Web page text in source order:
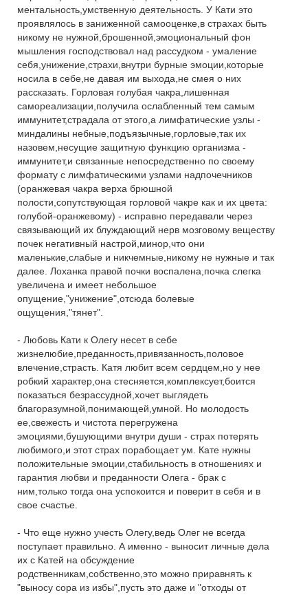
ментальность,умственную деятельность. У Кати это
проявлялось в заниженной самооценке,в страхах быть
никому не нужной,брошенной,эмоциональный фон
мышления господствовал над рассудком - умаление
себя,унижение,страхи,внутри бурные эмоции,которые
носила в себе,не давая им выхода,не смея о них
рассказать. Горловая голубая чакра,лишенная
самореализации,получила ослабленный тем самым
иммунитет,страдала от этого,а лимфатические узлы -
миндалины небные,подъязычные,горловые,так их
назовем,несущие защитную функцию организма -
иммунитет,и связанные непосредственно по своему
формату с лимфатическими узлами надпочечников
(оранжевая чакра верха брюшной
полости,сопутствующая горловой чакре как и их цвета:
голубой-оранжевому) - исправно передавали через
связывающий их блуждающий нерв мозговому веществу
почек негативный настрой,минор,что они
маленькие,слабые и никчемные,никому не нужные и так
далее. Лоханка правой почки воспалена,почка слегка
увеличена и имеет небольшое
опущение,"унижение",отсюда болевые
ощущения,"тянет".
- Любовь Кати к Олегу несет в себе
жизнелюбие,преданность,привязанность,половое
влечение,страсть. Катя любит всем сердцем,но у нее
робкий характер,она стесняется,комплексует,боится
показаться безрассудной,хочет выглядеть
благоразумной,понимающей,умной. Но молодость
ее,свежесть и чистота перегружена
эмоциями,бушующими внутри души - страх потерять
любимого,и этот страх порабощает ум. Кате нужны
положительные эмоции,стабильность в отношениях и
гарантия любви и преданности Олега - брак с
ним,только тогда она успокоится и поверит в себя и в
свое счастье.
- Что еще нужно учесть Олегу,ведь Олег не всегда
поступает правильно. А именно - выносит личные дела
их с Катей на обсуждение
родственникам,собственно,это можно приравнять к
"выносу сора из избы",пусть это даже и "отходы от